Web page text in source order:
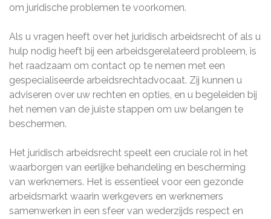
om juridische problemen te voorkomen.
Als u vragen heeft over het juridisch arbeidsrecht of als u
hulp nodig heeft bij een arbeidsgerelateerd probleem, is
het raadzaam om contact op te nemen met een
gespecialiseerde arbeidsrechtadvocaat. Zij kunnen u
adviseren over uw rechten en opties, en u begeleiden bij
het nemen van de juiste stappen om uw belangen te
beschermen.
Het juridisch arbeidsrecht speelt een cruciale rol in het
waarborgen van eerlijke behandeling en bescherming
van werknemers. Het is essentieel voor een gezonde
arbeidsmarkt waarin werkgevers en werknemers
samenwerken in een sfeer van wederzijds respect en